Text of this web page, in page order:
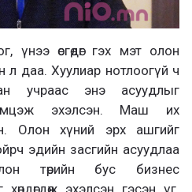
үнээ өсгөдөг гэх мэт олон
л даа. Хуулиар нотлоогүй ч
учраас энэ асуудлыг
эхэлсэн. Маш их
Олон хүний эрх ашгийг
эдийн засгийн асуудлаа
төрийн бус бизнес
эхэлсэн гэсэн үг.